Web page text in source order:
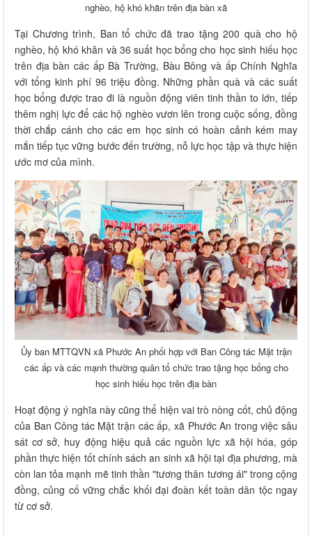
nghèo, hộ khó khăn trên địa bàn xã
Tại Chương trình, Ban tổ chức đã trao tặng 200 quà cho hộ
nghèo, hộ khó khăn và 36 suất học bổng cho học sinh hiếu học
trên địa bàn các ấp Bà Trường, Bàu Bông và ấp Chính Nghĩa
với tổng kinh phí 96 triệu đồng. Những phần quà và các suất
học bổng được trao đi là nguồn động viên tinh thần to lớn, tiếp
thêm nghị lực để các hộ nghèo vươn lên trong cuộc sống, đồng
thời chắp cánh cho các em học sinh có hoàn cảnh kém may
mắn tiếp tục vững bước đến trường, nỗ lực học tập và thực hiện
ước mơ của mình.
Ủy ban MTTQVN xã Phước An phối hợp với Ban Công tác Mặt trận
các ấp và các mạnh thường quân tổ chức trao tặng học bổng cho
học sinh hiếu học trên địa bàn
Hoạt động ý nghĩa này cũng thể hiện vai trò nòng cốt, chủ động
của Ban Công tác Mặt trận các ấp, xã Phước An trong việc sâu
sát cơ sở, huy động hiệu quả các nguồn lực xã hội hóa, góp
phần thực hiện tốt chính sách an sinh xã hội tại địa phương, mà
còn lan tỏa mạnh mẽ tinh thần "tương thân tương ái" trong cộng
đồng, củng cố vững chắc khối đại đoàn kết toàn dân tộc ngay
từ cơ sở.